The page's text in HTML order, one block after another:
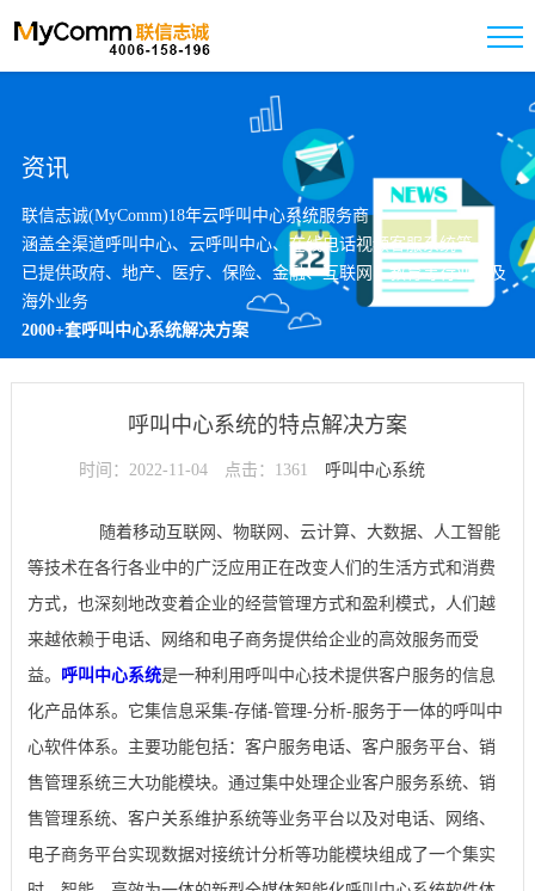
资讯
联信志诚(MyComm)18年云呼叫中心系统服务商
涵盖全渠道呼叫中心、云呼叫中心、在线电话视频客服系统等
已提供政府、地产、医疗、保险、金融、互联网、教育等行业以及
海外业务
2000+套呼叫中心系统解决方案
呼叫中心系统的特点解决方案
时间：2022-11-04 点击：1361 呼叫中心系统
随着移动互联网、物联网、云计算、大数据、人工智能
等技术在各行各业中的广泛应用正在改变人们的生活方式和消费
方式，也深刻地改变着企业的经营管理方式和盈利模式，人们越
来越依赖于电话、网络和电子商务提供给企业的高效服务而受
益。 呼叫中心系统是一种利用呼叫中心技术提供客户服务的信息
化产品体系。它集信息采集-存储-管理-分析-服务于一体的呼叫中
心软件体系。主要功能包括：客户服务电话、客户服务平台、销
售管理系统三大功能模块。通过集中处理企业客户服务系统、销
售管理系统、客户关系维护系统等业务平台以及对电话、网络、
电子商务平台实现数据对接统计分析等功能模块组成了一个集实